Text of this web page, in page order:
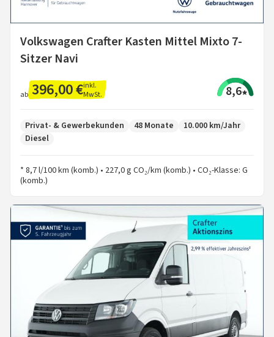
Volkswagen Crafter Kasten Mittel Mixto 7-
Sitzer Navi
ab 396,00 €inkl.
MwSt.
8,6
Privat- & Gewerbekunden 48 Monate
10.000 km/Jahr
Diesel
* 8,7 l/100 km (komb.) • 227,0 g CO₂/km (komb.) • CO₂-Klasse: G
(komb.)